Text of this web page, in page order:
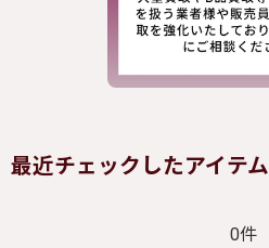
最近チェックしたアイテム
0件